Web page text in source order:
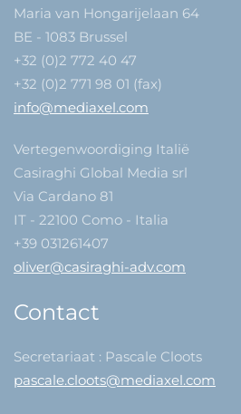
Maria van Hongarijelaan 64
BE - 1083 Brussel
+32 (0)2 772 40 47
+32 (0)2 771 98 01 (fax)
info@mediaxel.com
Vertegenwoordiging Italië
Casiraghi Global Media srl
Via Cardano 81
IT - 22100 Como - Italia
+39 031261407
oliver@casiraghi-adv.com
Contact
Secretariaat : Pascale Cloots
pascale.cloots@mediaxel.com